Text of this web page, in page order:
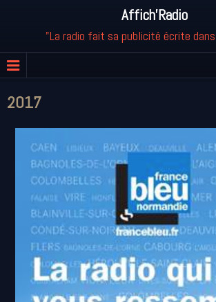
Affich'Radio
"La radio fait sa publicité écrite dans
2017